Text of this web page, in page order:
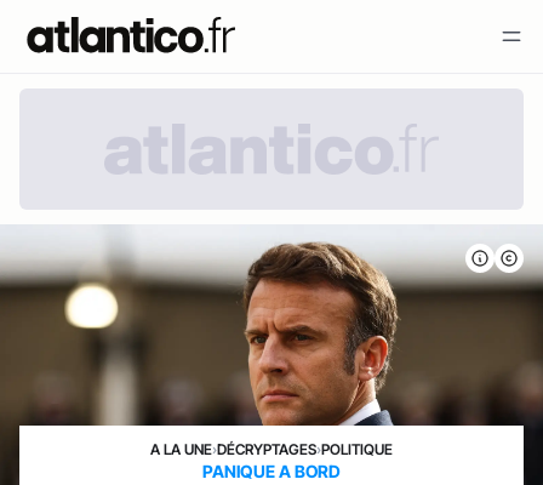
A LA UNE›DÉCRYPTAGES›POLITIQUE
PANIQUE A BORD